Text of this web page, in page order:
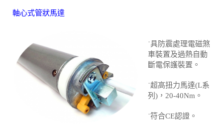
軸心式管狀馬達
˙具防震處理電磁煞
車裝置及過熱自動
斷電保護裝置。
˙超高扭力馬達(L系
列)，20-40Nm。
˙符合CE認證。